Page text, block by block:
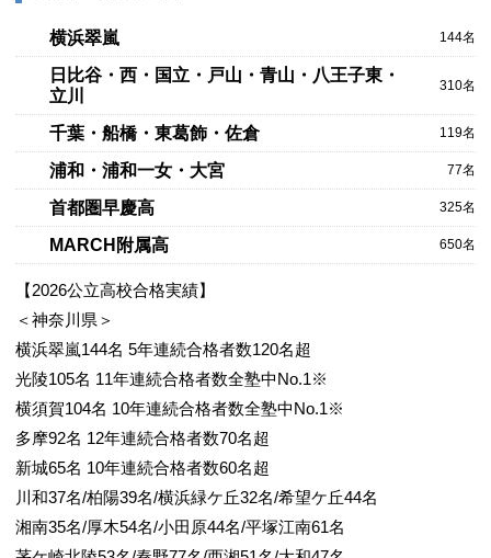
5/6
横浜翠嵐 144名
日比谷・西・国立・戸山・青山・八王子東・
立川
310名
千葉・船橋・東葛飾・佐倉 119名
浦和・浦和一女・大宮 77名
首都圏早慶高 325名
MARCH附属高 650名
【2026公立高校合格実績】
＜神奈川県＞
横浜翠嵐144名 5年連続合格者数120名超
光陵105名 11年連続合格者数全塾中No.1※
横須賀104名 10年連続合格者数全塾中No.1※
多摩92名 12年連続合格者数70名超
新城65名 10年連続合格者数60名超
川和37名/柏陽39名/横浜緑ケ丘32名/希望ケ丘44名
湘南35名/厚木54名/小田原44名/平塚江南61名